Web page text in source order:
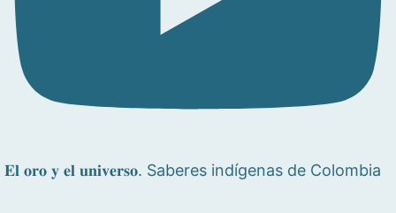
𝐄𝐥 𝐨𝐫𝐨 𝐲 𝐞𝐥 𝐮𝐧𝐢𝐯𝐞𝐫𝐬𝐨. Saberes indígenas de Colombia